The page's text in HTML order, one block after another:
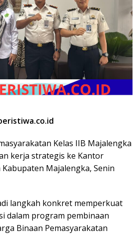
Kelas IIB Majalengka
kerja strategis ke Kantor
Majalengka, Senin
langkah konkret memperkuat
dalam program pembinaan
Binaan Pemasyarakatan